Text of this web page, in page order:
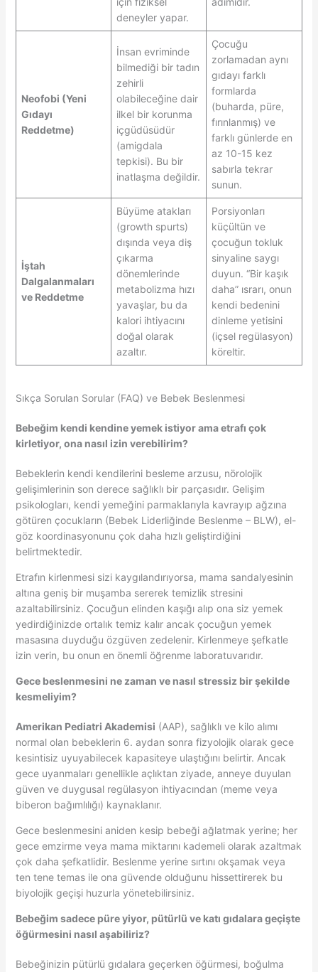
deneyler yapar.
Neofobi (Yeni
Gıdayı
Reddetme)
İnsan evriminde
bilmediği bir tadın
zehirli
olabileceğine dair
ilkel bir korunma
içgüdüsüdür
(amigdala
tepkisi). Bu bir
inatlaşma değildir.
Çocuğu
zorlamadan aynı
gıdayı farklı
formlarda
(buharda, püre,
fırınlanmış) ve
farklı günlerde en
az 10-15 kez
sabırla tekrar
sunun.
İştah
Dalgalanmaları
ve Reddetme
Büyüme atakları
(growth spurts)
dışında veya diş
çıkarma
dönemlerinde
metabolizma hızı
yavaşlar, bu da
kalori ihtiyacını
doğal olarak
azaltır.
Porsiyonları
küçültün ve
çocuğun tokluk
sinyaline saygı
duyun. “Bir kaşık
daha” ısrarı, onun
kendi bedenini
dinleme yetisini
(içsel regülasyon)
köreltir.
Sıkça Sorulan Sorular (FAQ) ve Bebek Beslenmesi
Bebeğim kendi kendine yemek istiyor ama etrafı çok
kirletiyor, ona nasıl izin verebilirim?
Bebeklerin kendi kendilerini besleme arzusu, nörolojik
gelişimlerinin son derece sağlıklı bir parçasıdır. Gelişim
psikologları, kendi yemeğini parmaklarıyla kavrayıp ağzına
götüren çocukların (Bebek Liderliğinde Beslenme – BLW), el-
göz koordinasyonunu çok daha hızlı geliştirdiğini
belirtmektedir.
Etrafın kirlenmesi sizi kaygılandırıyorsa, mama sandalyesinin
altına geniş bir muşamba sererek temizlik stresini
azaltabilirsiniz. Çocuğun elinden kaşığı alıp ona siz yemek
yedirdiğinizde ortalık temiz kalır ancak çocuğun yemek
masasına duyduğu özgüven zedelenir. Kirlenmeye şefkatle
izin verin, bu onun en önemli öğrenme laboratuvarıdır.
Gece beslenmesini ne zaman ve nasıl stressiz bir şekilde
kesmeliyim?
Amerikan Pediatri Akademisi (AAP), sağlıklı ve kilo alımı
normal olan bebeklerin 6. aydan sonra fizyolojik olarak gece
kesintisiz uyuyabilecek kapasiteye ulaştığını belirtir. Ancak
gece uyanmaları genellikle açlıktan ziyade, anneye duyulan
güven ve duygusal regülasyon ihtiyacından (meme veya
biberon bağımlılığı) kaynaklanır.
Gece beslenmesini aniden kesip bebeği ağlatmak yerine; her
gece emzirme veya mama miktarını kademeli olarak azaltmak
çok daha şefkatlidir. Beslenme yerine sırtını okşamak veya
ten tene temas ile ona güvende olduğunu hissettirerek bu
biyolojik geçişi huzurla yönetebilirsiniz.
Bebeğim sadece püre yiyor, pütürlü ve katı gıdalara geçişte
öğürmesini nasıl aşabiliriz?
Bebeğinizin pütürlü gıdalara geçerken öğürmesi, boğulma